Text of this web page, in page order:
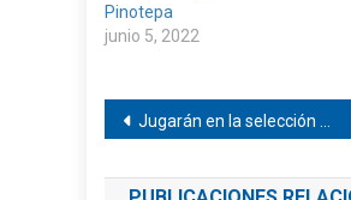
Pinotepa
junio 5, 2022
Navegación
de
Jugarán en la selección costa de básquetbol afromexicanos de Llano Grande